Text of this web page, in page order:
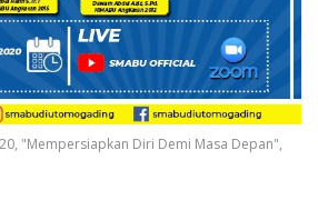
"Mempersiapkan Diri Demi Masa Depan",